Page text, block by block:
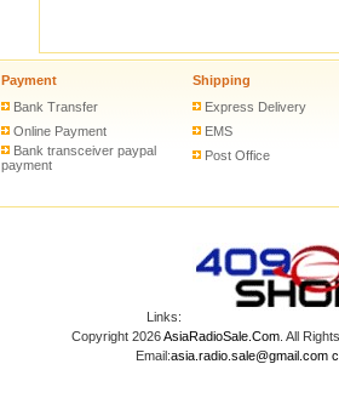
Payment
Bank Transfer
Online Payment
Bank transceiver paypal
payment
Shipping
Express Delivery
EMS
Post Office
Links:
Copyright 2026AsiaRadioSale.Com. All
Email:asia.radio.sale@gmail.com